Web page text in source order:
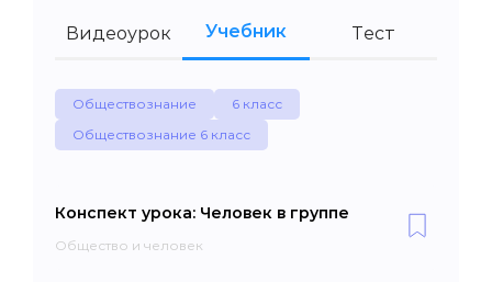
Видеоурок Учебник Тест
Обществознание
6 класс
Обществознание 6 класс
Конспект урока: Человек в группе
Общество и человек